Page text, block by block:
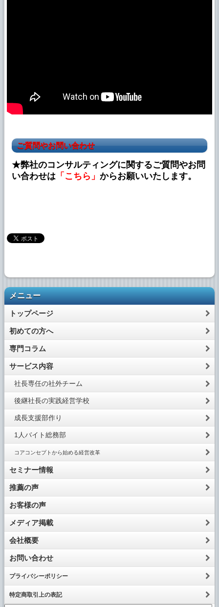
ご質問やお問い合わせ
★弊社のコンサルティングに関するご質問やお問
い合わせは「こちら」 からお願いいたします。
メニュー
トップページ
初めての方へ
専門コラム
サービス内容
社長専任の社外チーム
後継社長の実践経営学校
成長支援部作り
1人バイト総務部
コアコンセプトから始める経営改革
セミナー情報
推薦の声
お客様の声
メディア掲載
会社概要
お問い合わせ
プライバシーポリシー
特定商取引上の表記